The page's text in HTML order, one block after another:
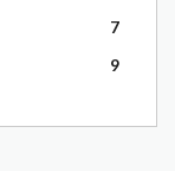
7
9